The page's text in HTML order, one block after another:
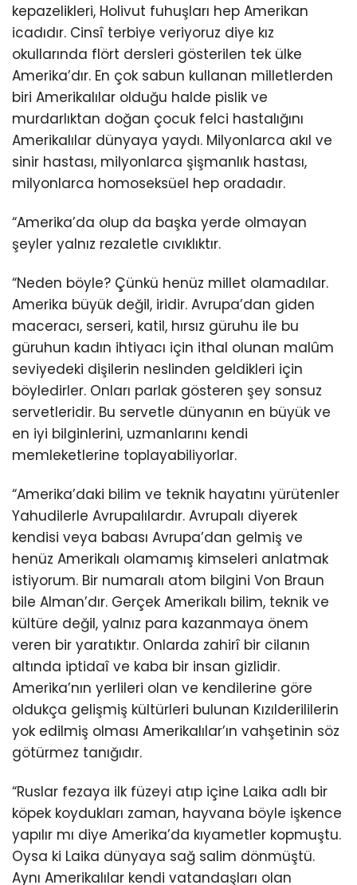
kepazelikleri, Holivut fuhuşları hep Amerikan
icadıdır. Cinsî terbiye veriyoruz diye kız
okullarında flört dersleri gösterilen tek ülke
Amerika’dır. En çok sabun kullanan milletlerden
biri Amerikalılar olduğu halde pislik ve
murdarlıktan doğan çocuk felci hastalığını
Amerikalılar dünyaya yaydı. Milyonlarca akıl ve
sinir hastası, milyonlarca şişmanlık hastası,
milyonlarca homoseksüel hep oradadır.
“Amerika’da olup da başka yerde olmayan
şeyler yalnız rezaletle cıvıklıktır.
“Neden böyle? Çünkü henüz millet olamadılar.
Amerika büyük değil, iridir. Avrupa’dan giden
maceracı, serseri, katil, hırsız güruhu ile bu
güruhun kadın ihtiyacı için ithal olunan malûm
seviyedeki dişilerin neslinden geldikleri için
böyledirler. Onları parlak gösteren şey sonsuz
servetleridir. Bu servetle dünyanın en büyük ve
en iyi bilginlerini, uzmanlarını kendi
memleketlerine toplayabiliyorlar.
“Amerika’daki bilim ve teknik hayatını yürütenler
Yahudilerle Avrupalılardır. Avrupalı diyerek
kendisi veya babası Avrupa’dan gelmiş ve
henüz Amerikalı olamamış kimseleri anlatmak
istiyorum. Bir numaralı atom bilgini Von Braun
bile Alman’dır. Gerçek Amerikalı bilim, teknik ve
kültüre değil, yalnız para kazanmaya önem
veren bir yaratıktır. Onlarda zahirî bir cilanın
altında iptidaî ve kaba bir insan gizlidir.
Amerika’nın yerlileri olan ve kendilerine göre
oldukça gelişmiş kültürleri bulunan Kızılderililerin
yok edilmiş olması Amerikalılar’ın vahşetinin söz
götürmez tanığıdır.
“Ruslar fezaya ilk füzeyi atıp içine Laika adlı bir
köpek koydukları zaman, hayvana böyle işkence
yapılır mı diye Amerika’da kıyametler kopmuştu.
Oysa ki Laika dünyaya sağ salim dönmüştü.
Aynı Amerikalılar kendi vatandaşları olan